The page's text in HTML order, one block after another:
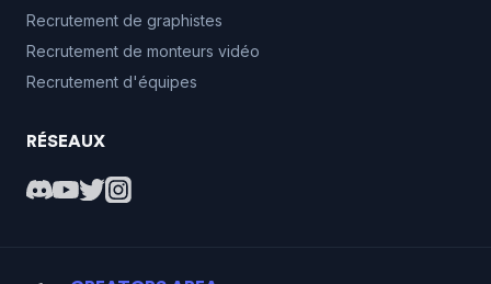
Recrutement de graphistes
Recrutement de monteurs vidéo
Recrutement d'équipes
RÉSEAUX